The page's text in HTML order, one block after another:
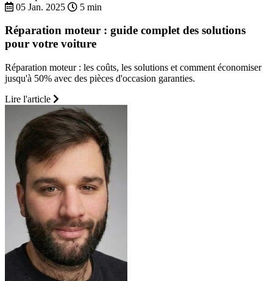
05 Jan. 2025
5 min
Réparation moteur : guide complet des solutions
pour votre voiture
Réparation moteur : les coûts, les solutions et comment économiser
jusqu'à 50% avec des pièces d'occasion garanties.
Lire l'article